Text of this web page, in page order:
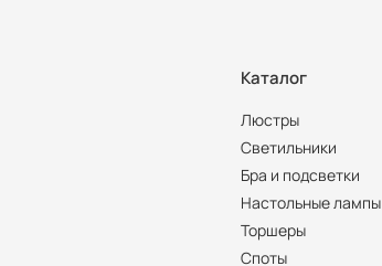
Каталог
Люстры
Светильники
Бра и подсветки
Настольные лампы
Торшеры
Споты